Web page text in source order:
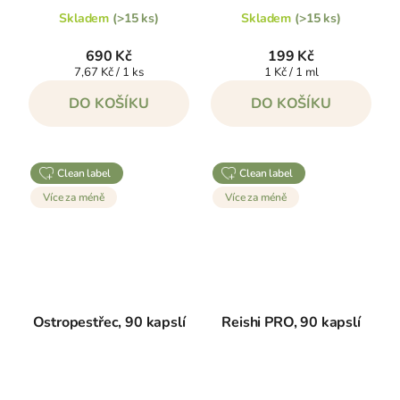
je
5,0
5
hvězdiček.
Skladem (>15 ks)
690 Kč
Měrná
7,67 Kč / 1 ks
DO KOŠÍKU
je
5,0
5
hvězdiček.
Skladem (>15 ks)
199 Kč
Měrná
1 Kč / 1 ml
DO KOŠÍKU
clean label
Více za méně
Ostropestřec, 90 kapslí
clean label
Více za méně
Reishi PRO, 90 kapslí